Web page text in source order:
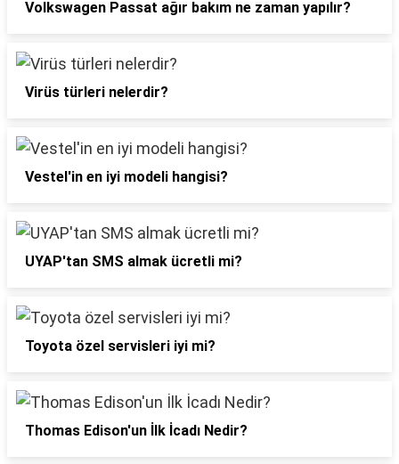
Volkswagen Passat ağır bakım ne zaman yapılır?
Virüs türleri nelerdir?
Vestel'in en iyi modeli hangisi?
UYAP'tan SMS almak ücretli mi?
Toyota özel servisleri iyi mi?
Thomas Edison'un İlk İcadı Nedir?